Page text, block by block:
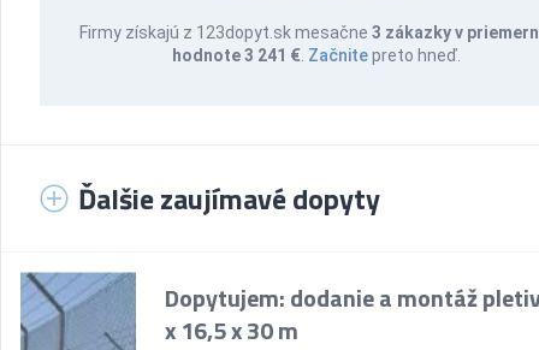
Firmy získajú z 123dopyt.sk mesačne3 zákazky v
hodnote 3 241 € Začnitepreto hneď.
Ďalšie zaujímavé dopyty
Dopytujem: dodanie a montáž
x 16,5 x 30 m